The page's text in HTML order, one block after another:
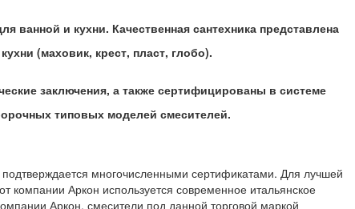
ванной и кухни. Качественная сантехника представлена
(маховик, крест, пласт, глобо).
заключения, а также сертифицированы в системе
типовых моделей смесителей.
подтверждается многочисленными сертификатами. Для лучшей
Аркон используется современное итальянское
Аркон, смесители под данной торговой маркой